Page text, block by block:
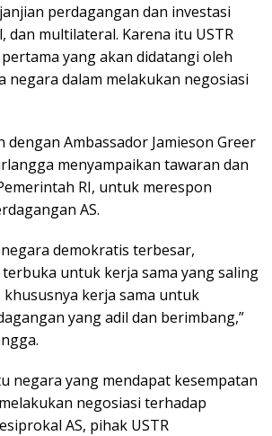
perdagangan dan investasi
dan multilateral. Karena itu USTR
yang akan didatangi oleh
negara dalam melakukan negosiasi
dengan Ambassador Jamieson Greer
menyampaikan tawaran dan
RI, untuk merespon
AS.
negara demokratis terbesar,
terbuka untuk kerja sama yang saling
kerja sama untuk
yang adil dan berimbang,”
negara yang mendapat kesempatan
negosiasi terhadap
AS, pihak USTR